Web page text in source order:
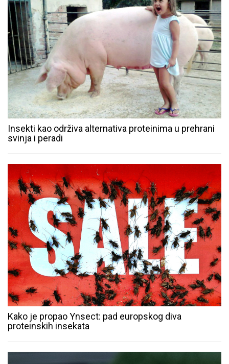
Insekti kao održiva alternativa proteinima u prehrani
svinja i peradi
Kako je propao Ynsect: pad europskog diva
proteinskih insekata